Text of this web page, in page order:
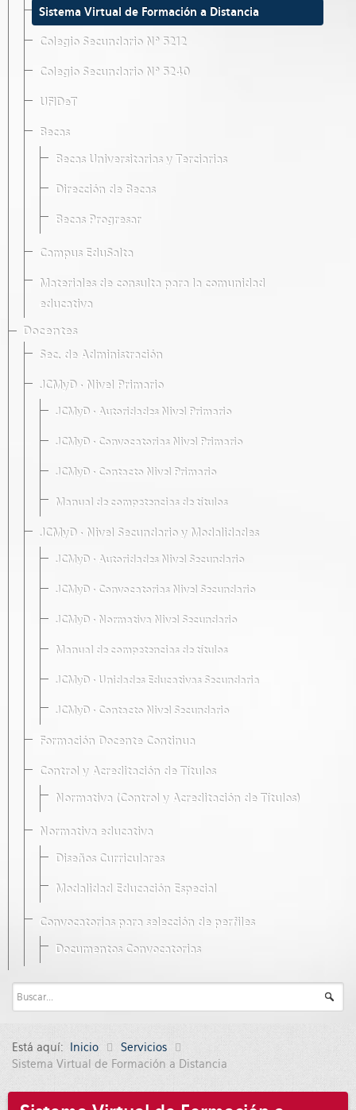
Sistema Virtual de Formación a Distancia
Colegio Secundario Nº 5212
Colegio Secundario Nº 5240
UFIDeT
Becas
Becas Universitarias y Terciarias
Dirección de Becas
Becas Progresar
Campus EduSalta
Materiales de consulta para la comunidad
educativa
Docentes
Sec. de Administración
JCMyD · Nivel Primario
JCMyD · Autoridades Nivel Primario
JCMyD · Convocatorias Nivel Primario
JCMyD · Contacto Nivel Primario
Manual de competencias de títulos
JCMyD · Nivel Secundario y Modalidades
JCMyD · Autoridades Nivel Secundario
JCMyD · Convocatorias Nivel Secundario
JCMyD · Normativa Nivel Secundario
Manual de competencias de títulos
JCMyD · Unidades Educativas Secundaria
JCMyD · Contacto Nivel Secundario
Formación Docente Continua
Control y Acreditación de Títulos
Normativa (Control y Acreditación de Títulos)
Normativa educativa
Diseños Curriculares
Modalidad Educación Especial
Convocatorias para selección de perfiles
Documentos Convocatorias
Está aquí: Inicio
Servicios
Sistema Virtual de Formación a Distancia